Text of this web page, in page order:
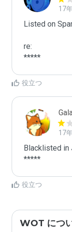
17
Listed on
re:
*****
役立つ
17
Blacklisted in
*****
役立つ
WOT につ